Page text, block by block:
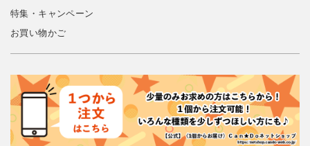
特集・キャンペーン
お買い物かご